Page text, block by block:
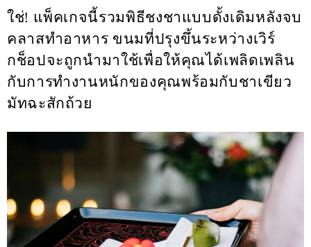
ใช่! แพ็คเกจนี้รวมพิธีชงชาแบบดั้งเดิมหลังจบ
คลาสทำอาหาร ขนมที่ปรุงขึ้นระหว่างเวิร์
กช็อปจะถูกนำมาใช้เพื่อให้คุณได้เพลิดเพลิน
กับการทำงานหนักของคุณพร้อมกับชาเขียว
มัทฉะสักถ้วย